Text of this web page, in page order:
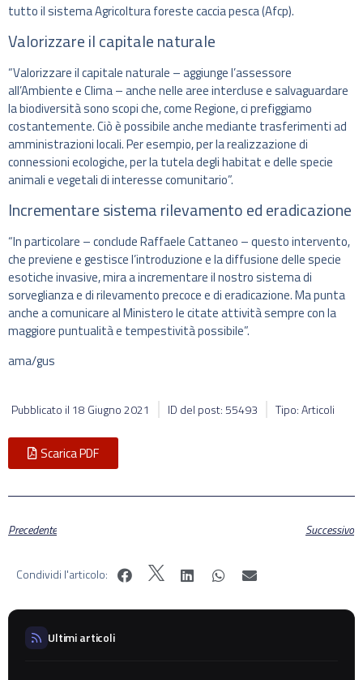
tutto il sistema Agricoltura foreste caccia pesca (Afcp).
Valorizzare il capitale naturale
“Valorizzare il capitale naturale – aggiunge l’assessore
all’Ambiente e Clima – anche nelle aree intercluse e salvaguardare
la biodiversità sono scopi che, come Regione, ci prefiggiamo
costantemente. Ciò è possibile anche mediante trasferimenti ad
amministrazioni locali. Per esempio, per la realizzazione di
connessioni ecologiche, per la tutela degli habitat e delle specie
animali e vegetali di interesse comunitario”.
Incrementare sistema rilevamento ed eradicazione
“In particolare – conclude Raffaele Cattaneo – questo intervento,
che previene e gestisce l’introduzione e la diffusione delle specie
esotiche invasive, mira a incrementare il nostro sistema di
sorveglianza e di rilevamento precoce e di eradicazione. Ma punta
anche a comunicare al Ministero le citate attività sempre con la
maggiore puntualità e tempestività possibile”.
ama/gus
Pubblicato il 18 Giugno 2021 ID del post: 55493 Tipo: Articoli
Scarica PDF
Precedente Successivo
Condividi l'articolo:
Ultimi articoli